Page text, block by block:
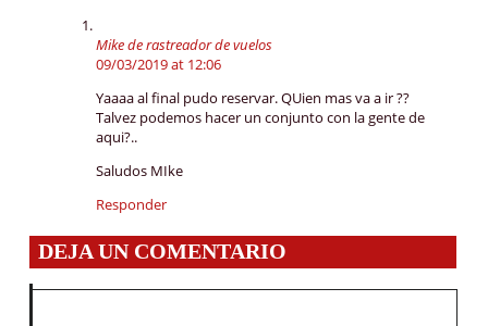
Mike de rastreador de vuelos
09/03/2019 at 12:06
Yaaaa al final pudo reservar. QUien mas va a ir ??
Talvez podemos hacer un conjunto con la gente de
aqui?..
Saludos MIke
Responder
DEJA UN COMENTARIO